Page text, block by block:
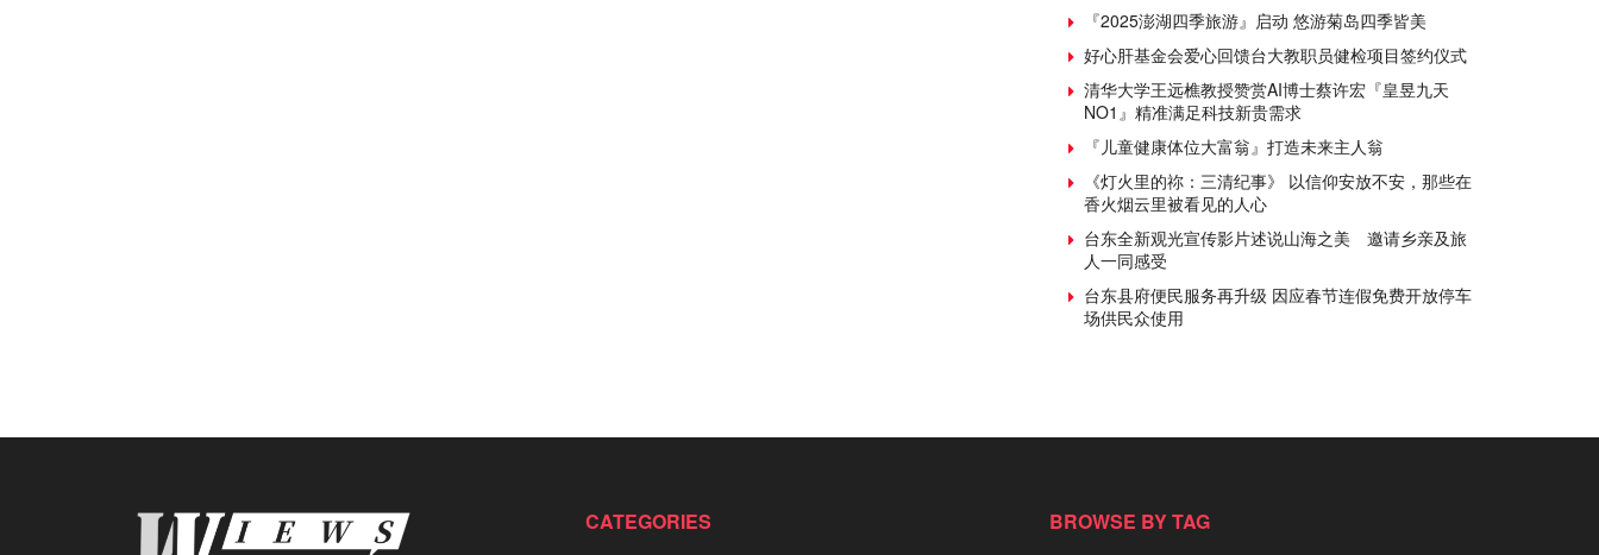
『2025澎湖四季旅游』启动 悠游菊岛四季皆美
好心肝基金会爱心回馈台大教职员健检项目签约仪式
清华大学王远樵教授赞赏AI博士蔡许宏『皇昱九天
NO1』精准满足科技新贵需求
『儿童健康体位大富翁』打造未来主人翁
《灯火里的祢：三清纪事》 以信仰安放不安，那些在
香火烟云里被看见的人心
台东全新观光宣传影片述说山海之美 邀请乡亲及旅
人一同感受
台东县府便民服务再升级 因应春节连假免费开放停车
场供民众使用
CATEGORIES BROWSE BY TAG